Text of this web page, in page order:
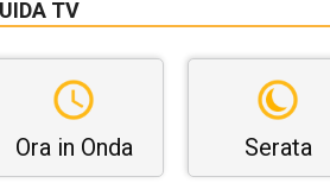
TV
Ora in Onda Serata